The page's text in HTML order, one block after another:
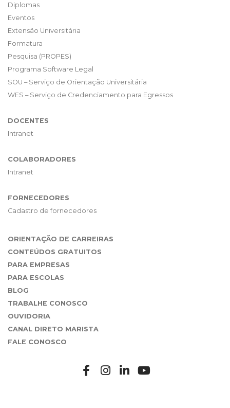
Diplomas
Eventos
Extensão Universitária
Formatura
Pesquisa (PROPES)
Programa Software Legal
SOU – Serviço de Orientação Universitária
WES – Serviço de Credenciamento para Egressos
DOCENTES
Intranet
COLABORADORES
Intranet
FORNECEDORES
Cadastro de fornecedores
ORIENTAÇÃO DE CARREIRAS
CONTEÚDOS GRATUITOS
PARA EMPRESAS
PARA ESCOLAS
BLOG
TRABALHE CONOSCO
OUVIDORIA
CANAL DIRETO MARISTA
FALE CONOSCO